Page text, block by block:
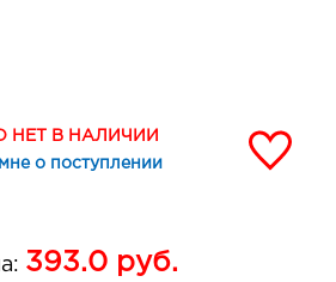
НЕТ В НАЛИЧИИ
о поступлении
393.0 руб.